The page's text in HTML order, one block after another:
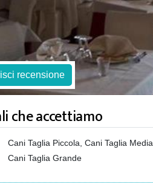
recensione
che accettiamo
Cani Taglia Piccola, Cani Taglia Media,
Cani Taglia Grande